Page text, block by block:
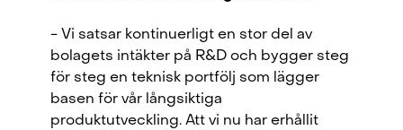
- Vi satsar kontinuerligt en stor del av
bolagets intäkter på R&D och bygger steg
för steg en teknisk portfölj som lägger
basen för vår långsiktiga
produktutveckling. Att vi nu har erhållit